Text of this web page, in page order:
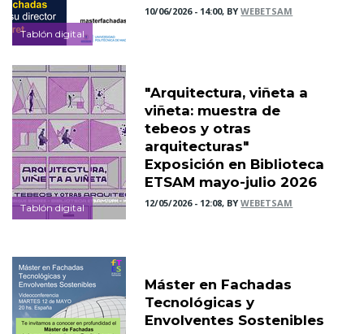
Tablón digital
10/06/2026 - 14:00, BYWEBETSAM
Tablón digital
"Arquitectura, viñeta a
viñeta: muestra de
tebeos y otras
arquitecturas"
Exposición en Biblioteca
ETSAM mayo-julio 2026
12/05/2026 - 12:08, BYWEBETSAM
Máster en Fachadas
Tecnológicas y
Envolventes Sostenibles